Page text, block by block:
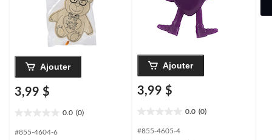
Ajouter
3,99 $
0.0 (0)
étoile(s)
#855-4604-6
Ajouter
3,99 $
0.0 (0)
étoile(s)
#855-4605-4